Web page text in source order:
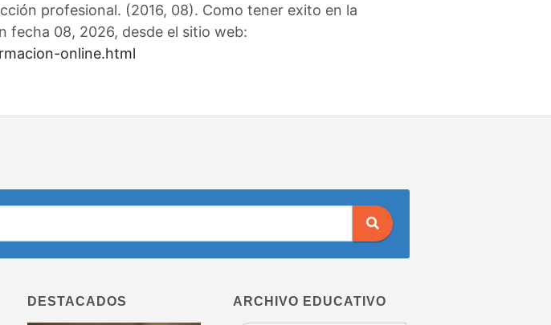
profesional. (2016, 08). Como tener exito en la
fecha 08, 2026, desde el sitio web:
online.html
DESTACADOS ARCHIVO EDUCATIVO